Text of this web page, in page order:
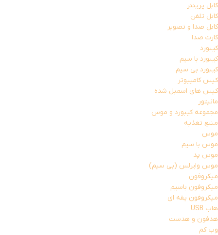
کابل پرینتر
کابل تلفن
کابل صدا و تصویر
کارت صدا
کیبورد
کیبورد با سیم
کیبورد بی سیم
کیس کامپیوتر
کیس های اسمبل شده
مانیتور
مجموعه کیبورد و موس
منبع تغذیه
موس
موس با سیم
موس پد
موس وایرلس (بی سیم)
میکروفون
میکروفون باسیم
میکروفون یقه ای
هاب USB
هدفون و هدست
وب کم